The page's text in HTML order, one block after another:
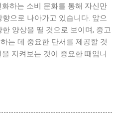
하는 소비 문화를 통해 자신만
으로 나아가고 있습니다. 앞으
양상을 띨 것으로 보이며, 중고
는 데 중요한 단서를 제공할 것
지켜보는 것이 중요한 때입니